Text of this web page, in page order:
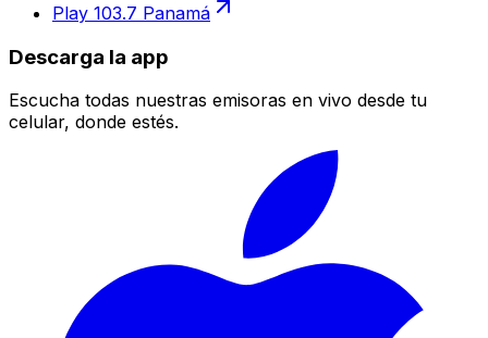
Play 103.7 Panamá
Descarga la app
Escucha todas nuestras emisoras en vivo desde tu
celular, donde estés.